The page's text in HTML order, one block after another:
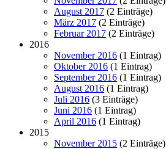
August 2017 (2 Einträge)
März 2017 (2 Einträge)
Februar 2017 (2 Einträge)
2016
November 2016 (1 Eintrag)
Oktober 2016 (1 Eintrag)
September 2016 (1 Eintrag)
August 2016 (1 Eintrag)
Juli 2016 (3 Einträge)
Juni 2016 (1 Eintrag)
April 2016 (1 Eintrag)
2015
November 2015 (2 Einträge)